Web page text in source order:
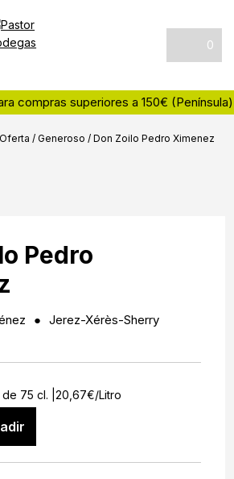
0
compras superiores a 150€ (Península)
/Generoso /Don Zoilo Pedro Ximenez
Pedro
Jerez-Xérès-Sherry
de 75 cl. |20,67€/Litro